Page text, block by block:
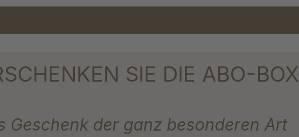
SIE DIE ABO-BOX
Geschenk der ganz besonderen Art